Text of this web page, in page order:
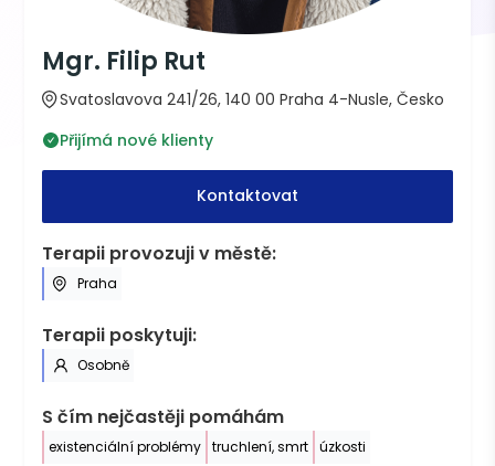
Mgr. Filip Rut
Svatoslavova 241/26, 140 00 Praha 4-Nusle, Česko
Přijímá nové klienty
Kontaktovat
Terapii provozuji v městě:
Praha
Terapii poskytuji:
Osobně
S čím nejčastěji pomáhám
existenciální problémy truchlení, smrt úzkosti